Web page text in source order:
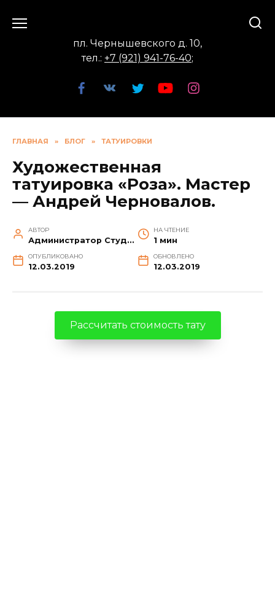
пл. Чернышевского д. 10,
тел.: +7 (921) 941-76-40;
ГЛАВНАЯ » БЛОГ » ТАТУИРОВКИ
Художественная
татуировка «Роза». Мастер
— Андрей Черновалов.
АВТОР
Администратор Студии
НА ЧТЕНИЕ
1 мин
ОПУБЛИКОВАНО
12.03.2019
ОБНОВЛЕНО
12.03.2019
Рассчитать стоимость тату